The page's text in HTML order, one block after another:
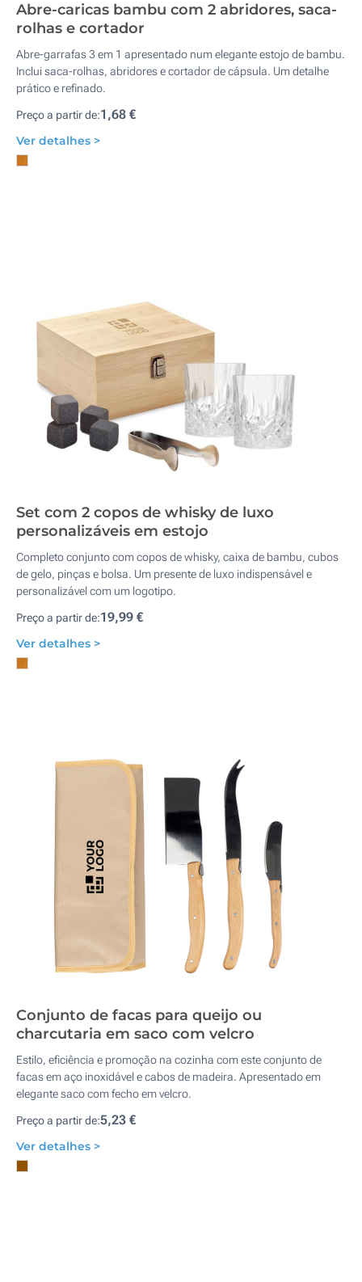
Abre-caricas bambu com 2 abridores, saca-
rolhas e cortador
Abre-garrafas 3 em 1 apresentado num elegante estojo de bambu.
Inclui saca-rolhas, abridores e cortador de cápsula. Um detalhe
prático e refinado.
Preço a partir de:1,68 €
Ver detalhes >
Set com 2 copos de whisky de luxo
personalizáveis em estojo
Completo conjunto com copos de whisky, caixa de bambu, cubos
de gelo, pinças e bolsa. Um presente de luxo indispensável e
personalizável com um logotipo.
Preço a partir de:19,99 €
Ver detalhes >
Conjunto de facas para queijo ou
charcutaria em saco com velcro
Estilo, eficiência e promoção na cozinha com este conjunto de
facas em aço inoxidável e cabos de madeira. Apresentado em
elegante saco com fecho em velcro.
Preço a partir de:5,23 €
Ver detalhes >